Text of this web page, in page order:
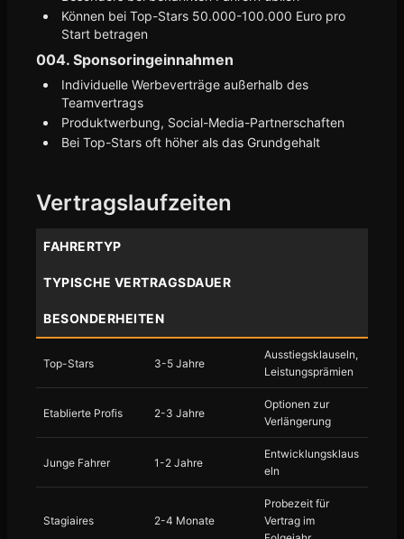
Können bei Top-Stars 50.000-100.000 Euro pro
Start betragen
004. Sponsoringeinnahmen
Individuelle Werbeverträge außerhalb des
Teamvertrags
Produktwerbung, Social-Media-Partnerschaften
Bei Top-Stars oft höher als das Grundgehalt
Vertragslaufzeiten
FAHRERTYP
TYPISCHE VERTRAGSDAUER
BESONDERHEITEN
Top-Stars 3-5 Jahre
Ausstiegsklauseln,
Leistungsprämien
Etablierte Profis 2-3 Jahre
Optionen zur
Verlängerung
Junge Fahrer 1-2 Jahre
Entwicklungsklaus
eln
Stagiaires 2-4 Monate
Probezeit für
Vertrag im